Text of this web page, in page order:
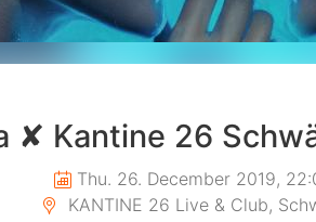
✘ Kantine 26
Thu. 26. December 2019,
KANTINE 26 Live & Club,